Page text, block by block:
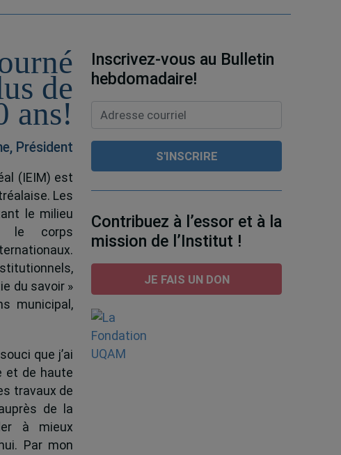
de
ans!
Président
(IEIM) est
Les
le milieu
le corps
du savoir »
municipal,
que j’ai
et de haute
travaux de
de la
à mieux
Par mon
Inscrivez-vous au Bulletin
hebdomadaire!
Contribuez à l’essor et à la
mission de l’Institut !
JE FAIS UN DON